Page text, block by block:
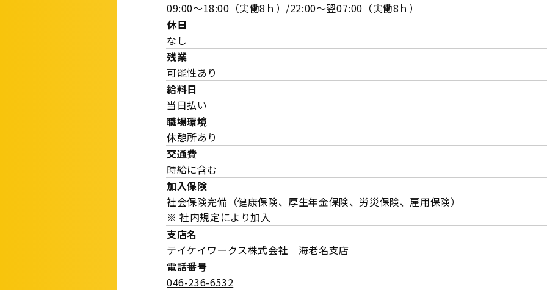
09:00～18:00（実働8ｈ）/22:00～翌07:00（実働8ｈ）
休日
なし
残業
可能性あり
給料日
当日払い
職場環境
休憩所あり
交通費
時給に含む
加入保険
社会保険完備（健康保険、厚生年金保険、労災保険、雇用保険）
※ 社内規定により加入
支店名
テイケイワークス株式会社 海老名支店
電話番号
046-236-6532